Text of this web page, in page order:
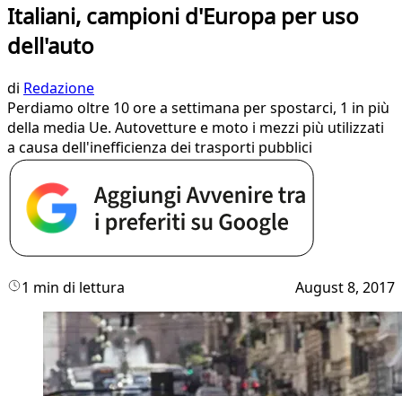
Italiani, campioni d'Europa per uso
dell'auto
di Redazione
Perdiamo oltre 10 ore a settimana per spostarci, 1 in più
della media Ue. Autovetture e moto i mezzi più utilizzati
a causa dell'inefficienza dei trasporti pubblici
1 min di lettura August 8, 2017